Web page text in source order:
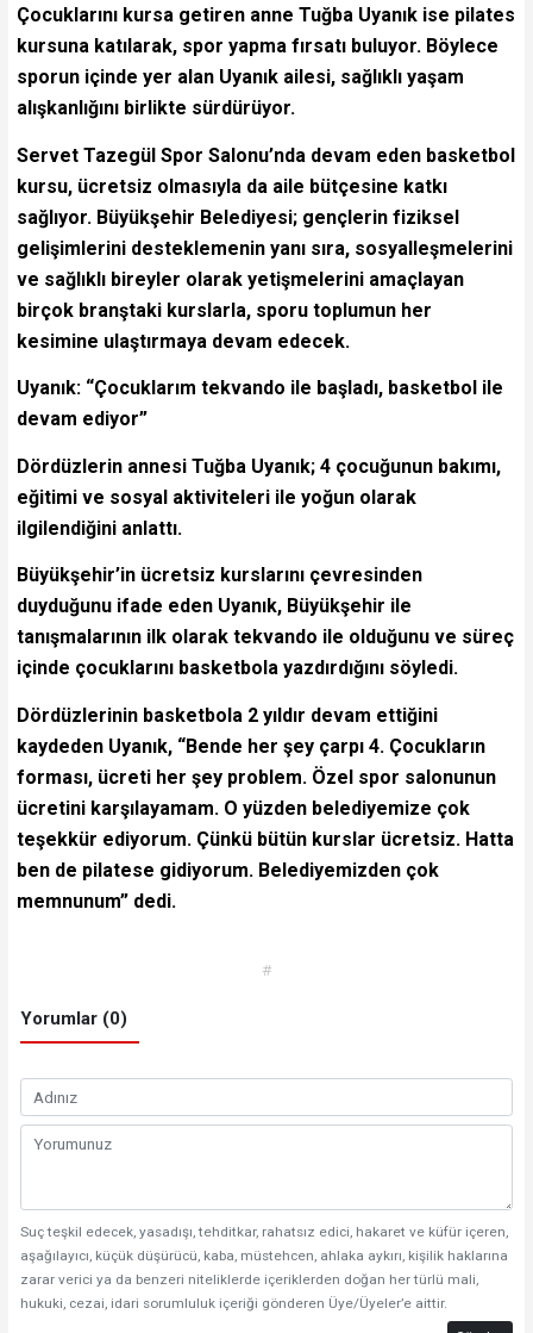
Çocuklarını kursa getiren anne Tuğba Uyanık ise pilates
kursuna katılarak, spor yapma fırsatı buluyor. Böylece
sporun içinde yer alan Uyanık ailesi, sağlıklı yaşam
alışkanlığını birlikte sürdürüyor.
Servet Tazegül Spor Salonu’nda devam eden basketbol
kursu, ücretsiz olmasıyla da aile bütçesine katkı
sağlıyor. Büyükşehir Belediyesi; gençlerin fiziksel
gelişimlerini desteklemenin yanı sıra, sosyalleşmelerini
ve sağlıklı bireyler olarak yetişmelerini amaçlayan
birçok branştaki kurslarla, sporu toplumun her
kesimine ulaştırmaya devam edecek.
Uyanık: “Çocuklarım tekvando ile başladı, basketbol ile
devam ediyor”
Dördüzlerin annesi Tuğba Uyanık; 4 çocuğunun bakımı,
eğitimi ve sosyal aktiviteleri ile yoğun olarak
ilgilendiğini anlattı.
Büyükşehir’in ücretsiz kurslarını çevresinden
duyduğunu ifade eden Uyanık, Büyükşehir ile
tanışmalarının ilk olarak tekvando ile olduğunu ve süreç
içinde çocuklarını basketbola yazdırdığını söyledi.
Dördüzlerinin basketbola 2 yıldır devam ettiğini
kaydeden Uyanık, “Bende her şey çarpı 4. Çocukların
forması, ücreti her şey problem. Özel spor salonunun
ücretini karşılayamam. O yüzden belediyemize çok
teşekkür ediyorum. Çünkü bütün kurslar ücretsiz. Hatta
ben de pilatese gidiyorum. Belediyemizden çok
memnunum” dedi.
#
Yorumlar (0)
Suç teşkil edecek, yasadışı, tehditkar, rahatsız edici, hakaret ve küfür içeren,
aşağılayıcı, küçük düşürücü, kaba, müstehcen, ahlaka aykırı, kişilik haklarına
zarar verici ya da benzeri niteliklerde içeriklerden doğan her türlü mali,
hukuki, cezai, idari sorumluluk içeriği gönderen Üye/Üyeler’e aittir.